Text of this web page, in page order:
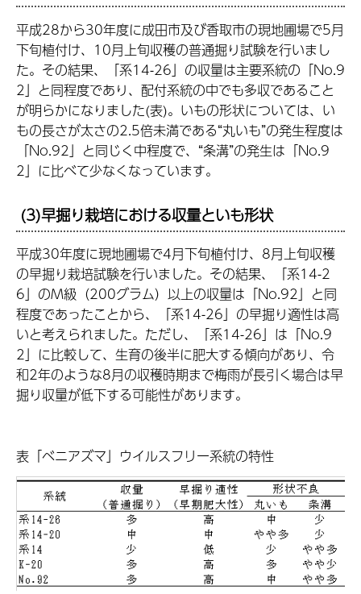
平成28から30年度に成田市及び香取市の現地圃場で5月
下旬植付け、10月上旬収穫の普通掘り試験を行いまし
た。その結果、「系14-26」の収量は主要系統の「No.9
2」と同程度であり、配付系統の中でも多収であること
が明らかになりました(表)。いもの形状については、い
もの長さが太さの2.5倍未満である“丸いも”の発生程度は
「No.92」と同じく中程度で、“条溝”の発生は「No.9
2」に比べて少なくなっています。
(3)早掘り栽培における収量といも形状
平成30年度に現地圃場で4月下旬植付け、8月上旬収穫
の早掘り栽培試験を行いました。その結果、「系14-2
6」のM級（200グラム）以上の収量は「No.92」と同
程度であったことから、「系14-26」の早掘り適性は高
いと考えられました。ただし、「系14-26」は「No.9
2」に比較して、生育の後半に肥大する傾向があり、令
和2年のような8月の収穫時期まで梅雨が長引く場合は早
掘り収量が低下する可能性があります。
表「ベニアズマ」ウイルスフリー系統の特性